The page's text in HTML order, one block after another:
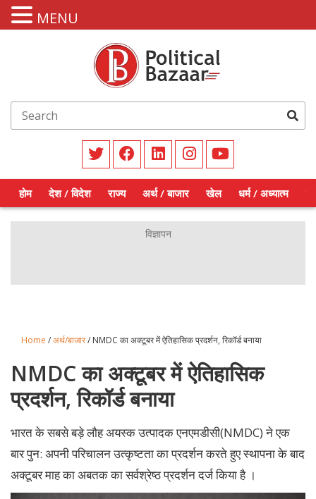
होम देश / विदेश राज्य अर्थ / बाजार खेल धर्म / अध्यात्म
Home /अर्थ/बाजार/ NMDC का अक्टूबर में ऐतिहासिक प्रदर्शन, रिकॉर्ड बनाया
NMDC का अक्टूबर में ऐतिहासिक
प्रदर्शन, रिकॉर्ड बनाया
भारत के सबसे बड़े लौह अयस्क उत्पादक एनएमडीसी(NMDC) ने एक
बार पुन: अपनी परिचालन उत्कृष्टता का प्रदर्शन करते हुए स्थापना के बाद
अक्टूबर माह का अबतक का सर्वश्रेष्ठ प्रदर्शन दर्ज किया है ।
MENU